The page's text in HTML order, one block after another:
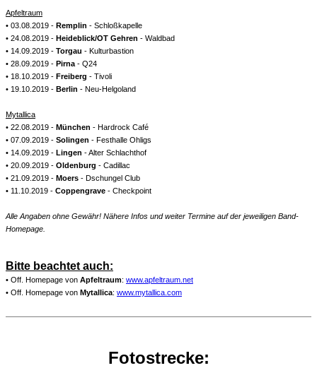
Apfeltraum
• 03.08.2019 - Remplin - Schloßkapelle
• 24.08.2019 - Heideblick/OT Gehren - Waldbad
• 14.09.2019 - Torgau - Kulturbastion
• 28.09.2019 - Pirna - Q24
• 18.10.2019 - Freiberg - Tivoli
• 19.10.2019 - Berlin - Neu-Helgoland
Mytallica
• 22.08.2019 - München - Hardrock Café
• 07.09.2019 - Solingen - Festhalle Ohligs
• 14.09.2019 - Lingen - Alter Schlachthof
• 20.09.2019 - Oldenburg - Cadillac
• 21.09.2019 - Moers - Dschungel Club
• 11.10.2019 - Coppengrave - Checkpoint
Alle Angaben ohne Gewähr! Nähere Infos und weiter Termine auf der jeweiligen Band-
Homepage.
Bitte beachtet auch:
• Off. Homepage von Apfeltraum: www.apfeltraum.net
• Off. Homepage von Mytallica: www.mytallica.com
Fotostrecke: